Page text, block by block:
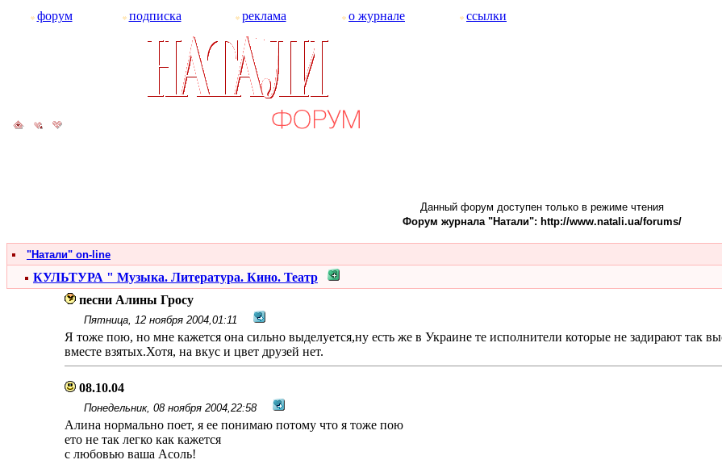
форум подписка реклама о журнале ссылки
Данный форум доступен только в режиме чтения
Форум журнала "Натали": http://www.natali.ua/forums/
"Натали" on-line
КУЛЬТУРА " Музыка. Литература. Кино. Театр
песни Алины Гросу
Пятница, 12 ноября 2004,01:11
Я тоже пою, но мне кажется она сильно выделуется,ну есть же в Украине те исполнители которые не задирают так
вместе взятых.Хотя, на вкус и цвет друзей нет.
08.10.04
Понедельник, 08 ноября 2004,22:58
Алина нормально поет, я ее понимаю потому что я тоже пою
ето не так легко как кажется
с любовью ваша Асоль!